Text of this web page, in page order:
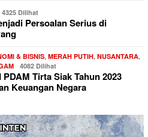
4325 Dilihat
Persoalan Serius di
& BISNIS, MERAH PUTIH, NUSANTARA,
4082 Dilihat
Tirta Siak Tahun 2023
Keuangan Negara